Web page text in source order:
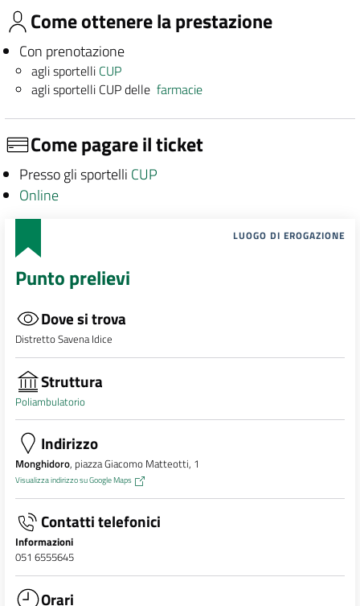
Come ottenere la prestazione
Con prenotazione
agli sportelli CUP
agli sportelli CUP dellefarmacie
Come pagare il ticket
Presso gli sportelli CUP
Online
LUOGO DI EROGAZIONE
Punto prelievi
Dove si trova
Distretto Savena Idice
Struttura
Poliambulatorio
Indirizzo
Monghidoro, piazza Giacomo Matteotti, 1
Visualizza indirizzo su Google Maps
Contatti telefonici
Informazioni
051 6555645
Orari